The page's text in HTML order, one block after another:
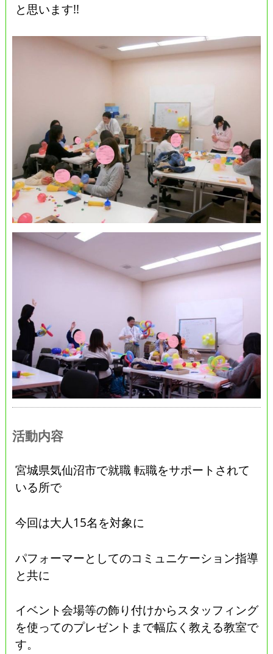
と思います!!
活動内容
宮城県気仙沼市で就職 転職をサポートされて
いる所で
今回は大人15名を対象に
パフォーマーとしてのコミュニケーション指導
と共に
イベント会場等の飾り付けからスタッフィング
を使ってのプレゼントまで幅広く教える教室で
す。